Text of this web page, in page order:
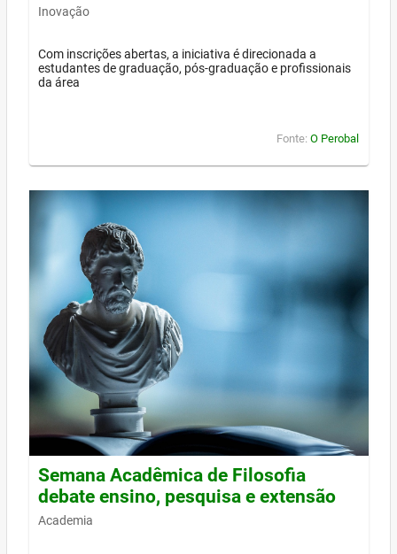
Inovação
Com inscrições abertas, a iniciativa é direcionada a
estudantes de graduação, pós-graduação e profissionais
da área
Fonte: O Perobal
Semana Acadêmica de Filosofia
debate ensino, pesquisa e extensão
Academia